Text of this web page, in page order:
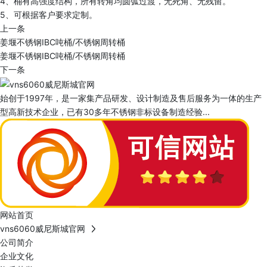
5、可根据客户要求定制。
上一条
姜堰不锈钢IBC吨桶/不锈钢周转桶
姜堰不锈钢IBC吨桶/不锈钢周转桶
下一条
始创于1997年，是一家集产品研发、设计制造及售后服务为一体的生产
型高新技术企业，已有30多年不锈钢非标设备制造经验...
网站首页
vns6060威尼斯城官网
公司简介
企业文化